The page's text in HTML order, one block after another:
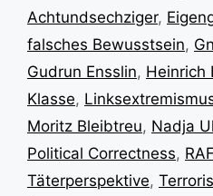
Achtundsechziger,
falsches Bewusstsein,
Gudrun Ensslin, Heinrich
Klasse,
Moritz Bleibtreu, Nadja
Political Correctness, RAF
Täterperspektive,